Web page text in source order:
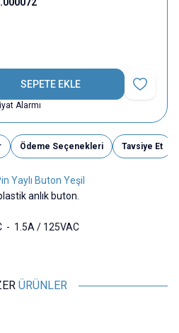
SEPETE EKLE
Favoriye
Alarmı
Ödeme Seçenekleri Tavsiye Et
Yaylı Buton Yeşil
anlık buton.
- 1.5A / 125VAC
ÜRÜNLER